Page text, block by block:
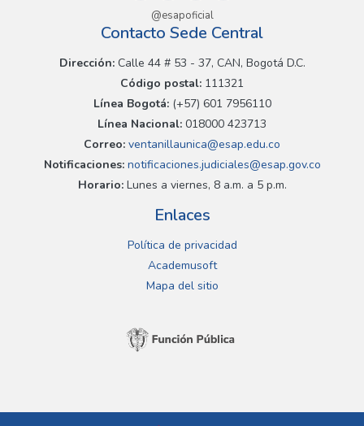
@esapoficial
Contacto Sede Central
Dirección:Calle 44 # 53 - 37, CAN, Bogotá D.C.
Código postal: 111321
Línea Bogotá:(+57) 601 7956110
Línea Nacional: 018000 423713
Correo: ventanillaunica@esap.edu.co
Notificaciones:notificaciones.judiciales@esap.gov.co
Horario:Lunes a viernes, 8 a.m. a 5 p.m.
Enlaces
Política de privacidad
Academusoft
Mapa del sitio